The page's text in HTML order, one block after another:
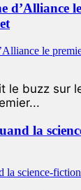
d’Alliance
le buzz sur
la